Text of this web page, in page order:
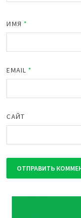
ИМЯ *
EMAIL *
САЙТ